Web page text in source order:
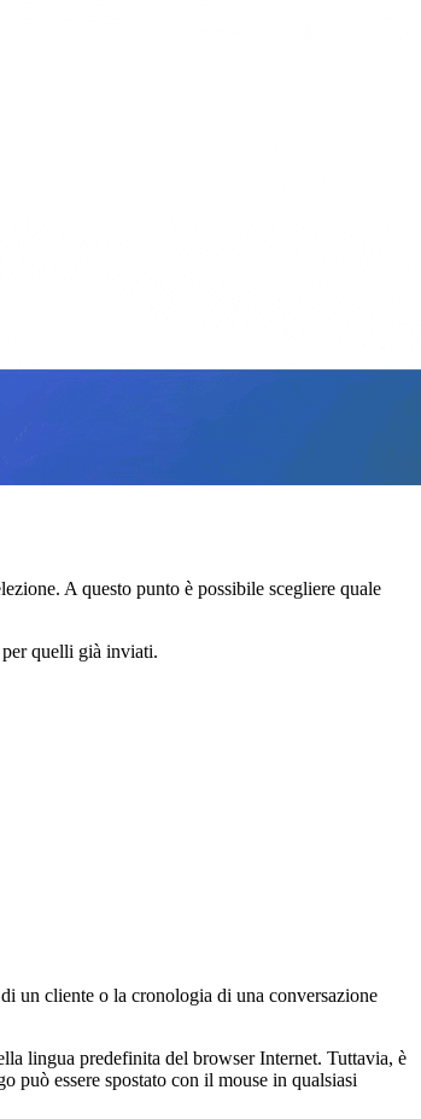
A questo punto è possibile scegliere quale
quelli già inviati.
un cliente o la cronologia di una conversazione
lingua predefinita del browser Internet. Tuttavia, è
può essere spostato con il mouse in qualsiasi